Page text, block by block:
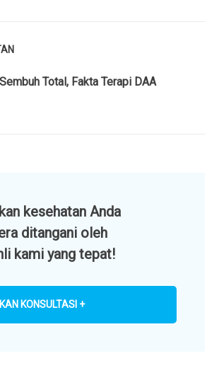
Total, Fakta Terapi DAA
kesehatan Anda
ditangani oleh
kami yang tepat!
KONSULTASI +